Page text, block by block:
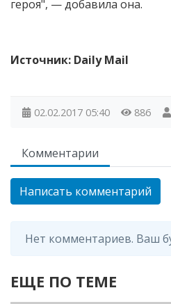
героя", — добавила она.
Источник: Daily Mail
02.02.2017 05:40 886
Комментарии
Написать комментарий
Нет комментариев. Ваш
ЕЩЕ ПО ТЕМЕ